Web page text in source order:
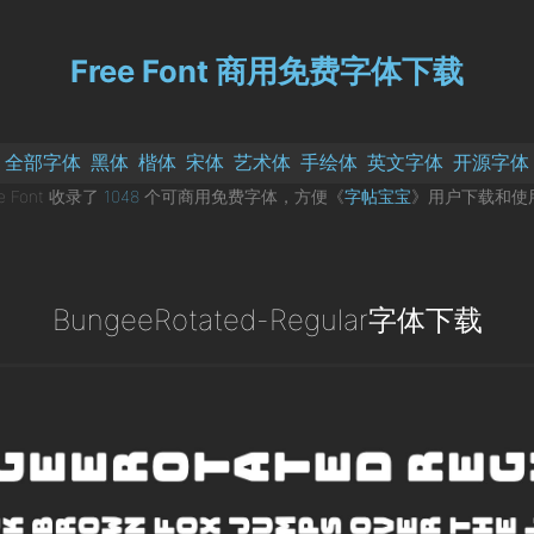
Free Font 商用免费字体下载
全部字体 黑体 楷体 宋体 艺术体 手绘体 英文字体 开源字体
Font 收录了 1048 个可商用免费字体，方便《字帖宝宝》用户下载和使
BungeeRotated-Regular字体下载